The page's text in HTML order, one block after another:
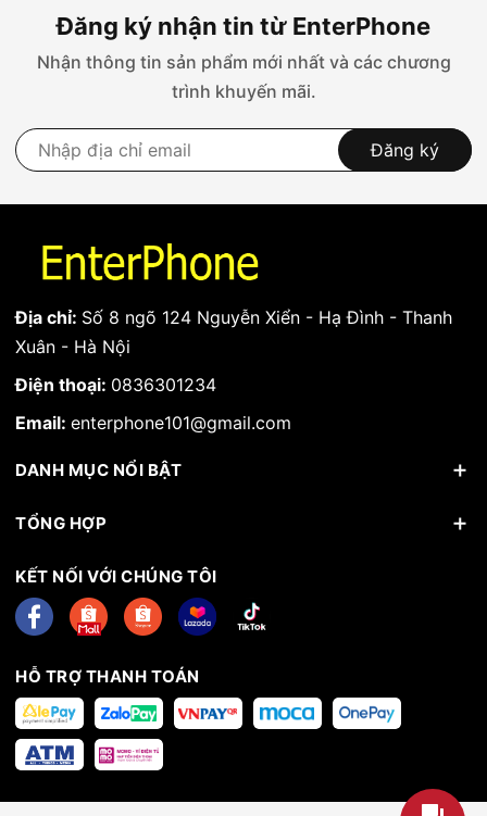
Đăng ký nhận tin từ EnterPhone
Nhận thông tin sản phẩm mới nhất và các chương
trình khuyến mãi.
Đăng ký
Địa chỉ: Số 8 ngõ 124 Nguyễn Xiển - Hạ Đình - Thanh
Xuân - Hà Nội
Điện thoại: 0836301234
Email: enterphone101@gmail.com
DANH MỤC NỔI BẬT
TỔNG HỢP
KẾT NỐI VỚI CHÚNG TÔI
HỖ TRỢ THANH TOÁN